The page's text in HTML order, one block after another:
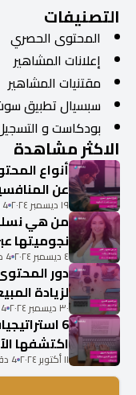
التصنيفات
المحتوى الحصري
إعلانات المشاهير
مقتنيات المشاهير
سبسيال تطبيق
بودكاست و
الاكثر مشاهدة
أنواع
عن
١٩ ديسمبر ٢٠٢٤ 4 دقائق قراءة
من هي
نجوميتها
٤ ديسمبر ٢٠٢٤ 4 دقائق قراءة
دور
لزيادة
٣٠ ديسمبر ٢٠٢٤ 4 دقائق قراءة
6
اكتشفها
١١ أكتوبر ٢٠٢٤ 4 دقائق قراءة